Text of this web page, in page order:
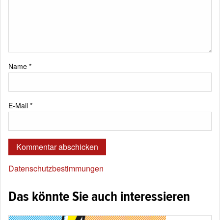
Name *
E-Mail *
Datenschutzbestimmungen
Das könnte Sie auch interessieren